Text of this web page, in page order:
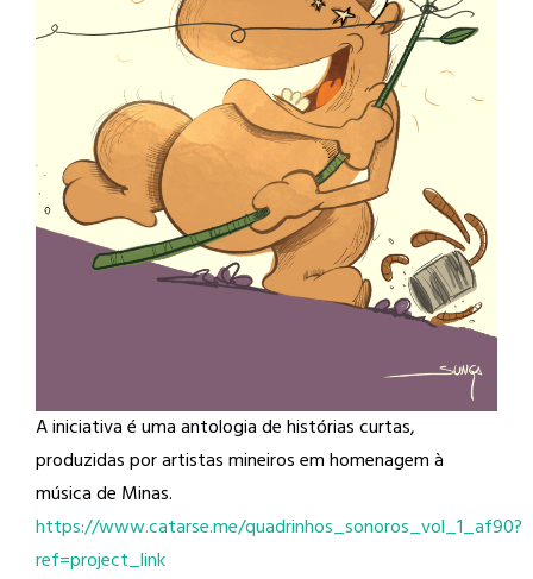
A iniciativa é uma antologia de histórias curtas,
produzidas por artistas mineiros em homenagem à
música de Minas.
https://www.catarse.me/quadrinhos_sonoros_vol_1_af90?
ref=project_link